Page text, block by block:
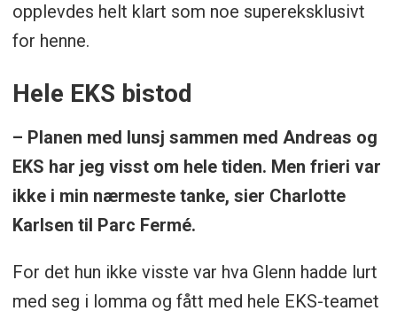
opplevdes helt klart som noe supereksklusivt
for henne.
Hele EKS bistod
– Planen med lunsj sammen med Andreas og
EKS har jeg visst om hele tiden. Men frieri var
ikke i min nærmeste tanke, sier Charlotte
Karlsen til Parc Fermé.
For det hun ikke visste var hva Glenn hadde lurt
med seg i lomma og fått med hele EKS-teamet